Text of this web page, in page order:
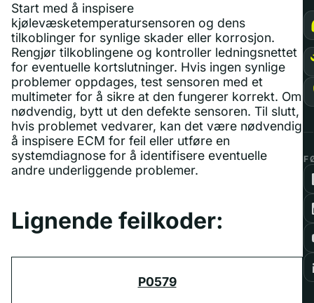
Start med å inspisere
kjølevæsketemperatursensoren og dens
tilkoblinger for synlige skader eller korrosjon.
Rengjør tilkoblingene og kontroller ledningsnettet
for eventuelle kortslutninger. Hvis ingen synlige
problemer oppdages, test sensoren med et
multimeter for å sikre at den fungerer korrekt. Om
nødvendig, bytt ut den defekte sensoren. Til slutt,
hvis problemet vedvarer, kan det være nødvendig
å inspisere ECM for feil eller utføre en
systemdiagnose for å identifisere eventuelle
andre underliggende problemer.
Lignende feilkoder:
P0579